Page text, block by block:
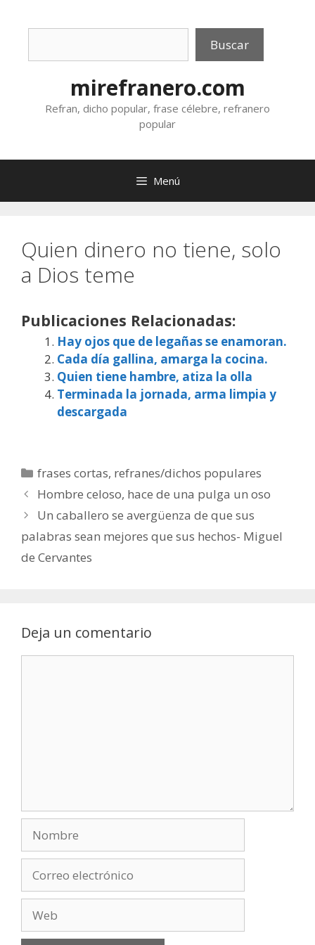
Buscar
mirefranero.com
Refran, dicho popular, frase célebre, refranero
popular
Menú
Quien dinero no tiene, solo
a Dios teme
Publicaciones Relacionadas:
Hay ojos que de legañas se enamoran.
Cada día gallina, amarga la cocina.
Quien tiene hambre, atiza la olla
Terminada la jornada, arma limpia y
descargada
Categorías
frases cortas, refranes/dichos populares
Hombre celoso, hace de una pulga un oso
Un caballero se avergüenza de que sus
palabras sean mejores que sus hechos- Miguel
de Cervantes
Deja un comentario
electrónico